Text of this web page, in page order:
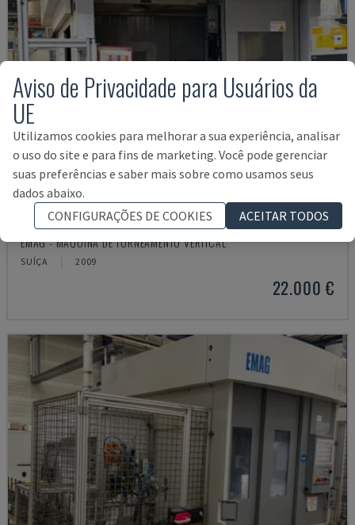
VTC 250
EMAG - MÁQUINA DE TORNEAMENTO VERTICAL
SUÍÇA 2009
22.000 €
Aviso de Privacidade para Usuários da
UE
Utilizamos cookies para melhorar a sua experiência, analisar
o uso do site e para fins de marketing. Você pode gerenciar
suas preferências e saber mais sobre como usamos seus
dados abaixo.
CONFIGURAÇÕES DE COOKIES
ACEITAR TODOS